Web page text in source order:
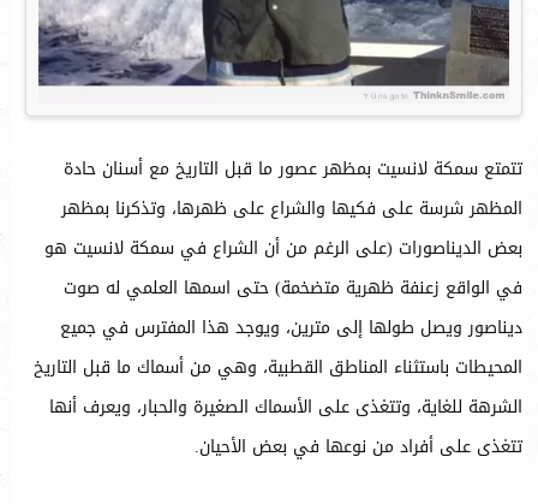
تتمتع سمكة لانسيت بمظهر عصور ما قبل التاريخ مع أسنان حادة
المظهر شرسة على فكيها والشراع على ظهرها، وتذكرنا بمظهر
بعض الديناصورات (على الرغم من أن الشراع في سمكة لانسيت هو
في الواقع زعنفة ظهرية متضخمة) حتى اسمها العلمي له صوت
ديناصور ويصل طولها إلى مترين، ويوجد هذا المفترس في جميع
المحيطات باستثناء المناطق القطبية، وهي من أسماك ما قبل التاريخ
الشرهة للغاية، وتتغذى على الأسماك الصغيرة والحبار، ويعرف أنها
تتغذى على أفراد من نوعها في بعض الأحيان.